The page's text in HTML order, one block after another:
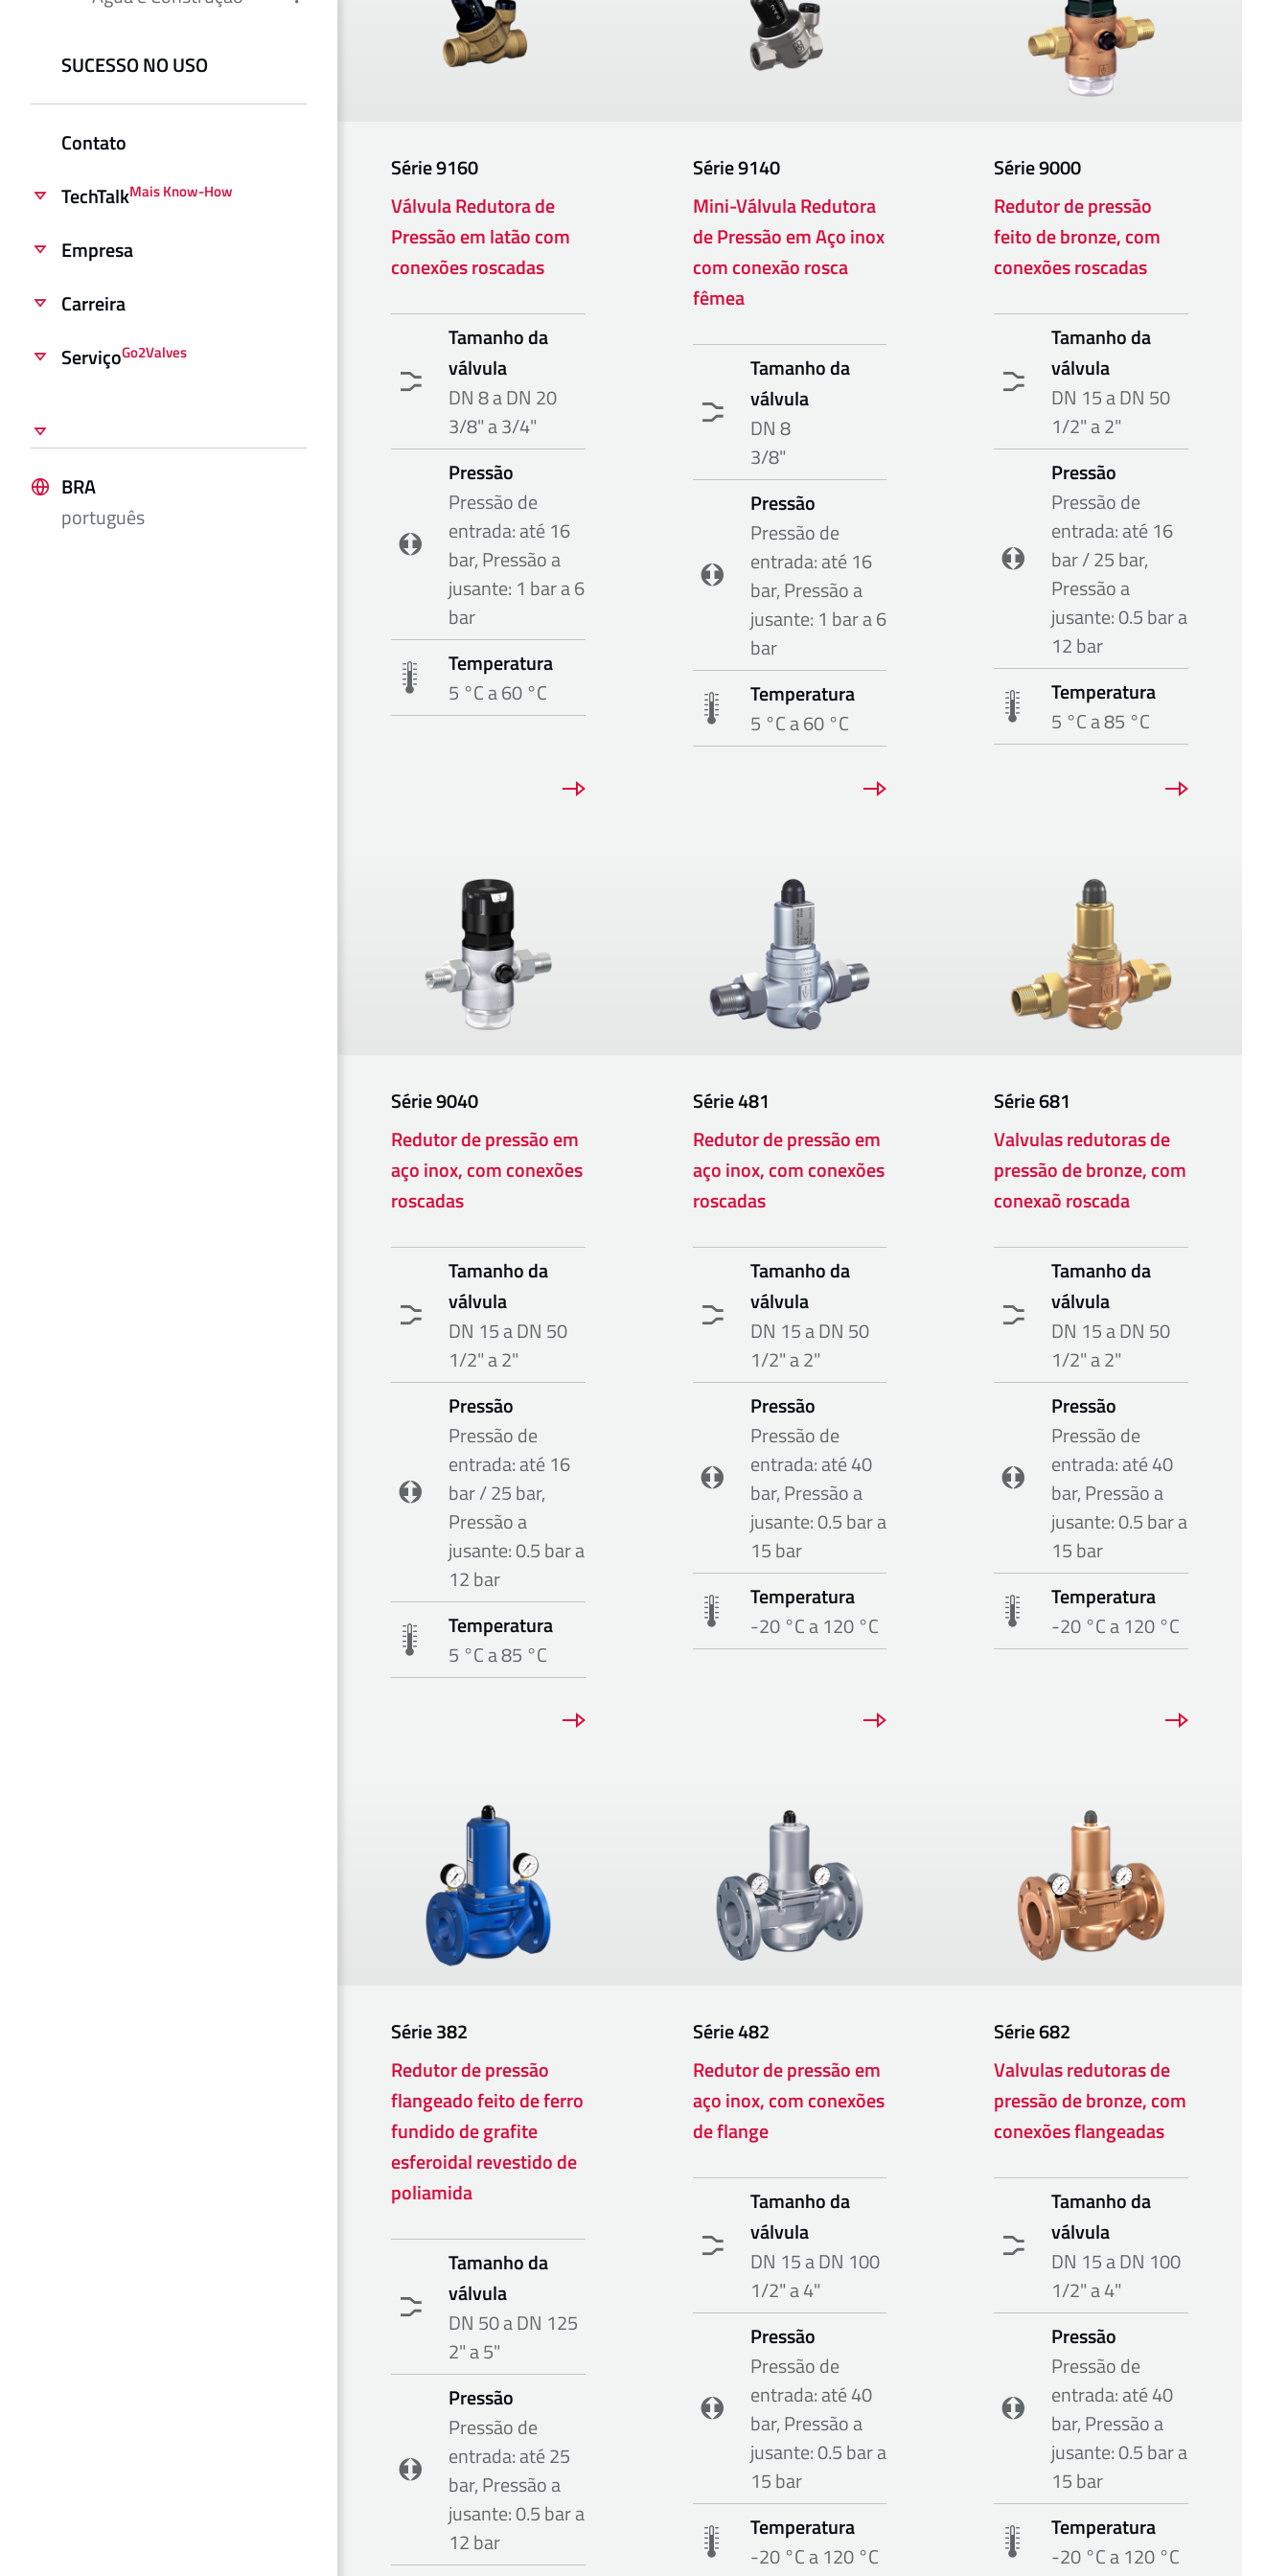
SUCESSO NO USO
Contato
TechTalkMais Know-How
Empresa
Carreira
ServiçoGo2Valves
BRA
português
Série9160
Válvula Redutora de
Pressão em latão com
conexões roscadas
Tamanho da
válvula
DN 8 a DN 20
3/8" a 3/4"
Pressão
Pressão de
entrada: até 16
bar, Pressão a
jusante: 1 bar a 6
bar
Temperatura
5 °C a 60 °C
Série9140
Mini-Válvula Redutora
de Pressão em Aço inox
com conexão rosca
fêmea
Tamanho da
válvula
DN 8
3/8"
Pressão
Pressão de
entrada: até 16
bar, Pressão a
jusante: 1 bar a 6
bar
Temperatura
5 °C a 60 °C
Série9000
Redutor de pressão
feito de bronze, com
conexões roscadas
Tamanho da
válvula
DN 15 a DN 50
1/2" a 2"
Pressão
Pressão de
entrada: até 16
bar / 25 bar,
Pressão a
jusante: 0.5 bar a
12 bar
Temperatura
5 °C a 85 °C
Série9040
Redutor de pressão em
aço inox, com conexões
roscadas
Tamanho da
válvula
DN 15 a DN 50
1/2" a 2"
Pressão
Pressão de
entrada: até 16
bar / 25 bar,
Pressão a
jusante: 0.5 bar a
12 bar
Temperatura
5 °C a 85 °C
Série481
Redutor de pressão em
aço inox, com conexões
roscadas
Tamanho da
válvula
DN 15 a DN 50
1/2" a 2"
Pressão
Pressão de
entrada: até 40
bar, Pressão a
jusante: 0.5 bar a
15 bar
Temperatura
-20 °C a 120 °C
Série681
Valvulas redutoras de
pressão de bronze, com
conexaõ roscada
Tamanho da
válvula
DN 15 a DN 50
1/2" a 2"
Pressão
Pressão de
entrada: até 40
bar, Pressão a
jusante: 0.5 bar a
15 bar
Temperatura
-20 °C a 120 °C
Série382
Redutor de pressão
flangeado feito de ferro
fundido de grafite
esferoidal revestido de
poliamida
Tamanho da
válvula
DN 50 a DN 125
2" a 5"
Pressão
Pressão de
entrada: até 25
bar, Pressão a
jusante: 0.5 bar a
12 bar
Série482
Redutor de pressão em
aço inox, com conexões
de flange
Tamanho da
válvula
DN 15 a DN 100
1/2" a 4"
Pressão
Pressão de
entrada: até 40
bar, Pressão a
jusante: 0.5 bar a
15 bar
Temperatura
-20 °C a 120 °C
Série682
Valvulas redutoras de
pressão de bronze, com
conexões flangeadas
Tamanho da
válvula
DN 15 a DN 100
1/2" a 4"
Pressão
Pressão de
entrada: até 40
bar, Pressão a
jusante: 0.5 bar a
15 bar
Temperatura
-20 °C a 120 °C